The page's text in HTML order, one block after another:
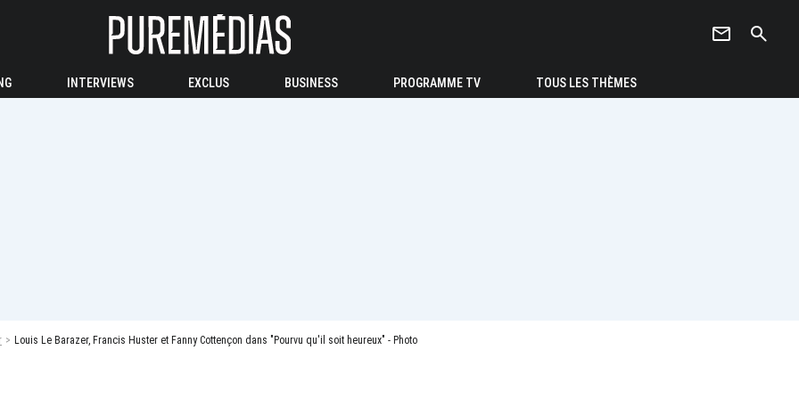
newsletter search
INTERVIEWS EXCLUS BUSINESS PROGRAMME TV TOUS LES THÈMES
Louis Le Barazer, Francis Huster et Fanny Cottençon dans "Pourvu qu'il soit heureux" - Photo